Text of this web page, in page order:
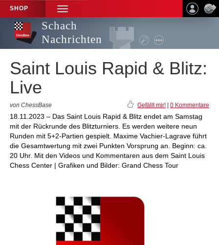
SHOP
TOGGLE
NAVIGATION
Schach
Nachrichten
Saint Louis Rapid & Blitz:
Live
von ChessBase Gefällt mir! 0 Kommentare
18.11.2023 – Das Saint Louis Rapid & Blitz endet am Samstag
mit der Rückrunde des Blitzturniers. Es werden weitere neun
Runden mit 5+2-Partien gespielt. Maxime Vachier-Lagrave führt
die Gesamtwertung mit zwei Punkten Vorsprung an. Beginn: ca.
20 Uhr. Mit den Videos und Kommentaren aus dem Saint Louis
Chess Center | Grafiken und Bilder: Grand Chess Tour